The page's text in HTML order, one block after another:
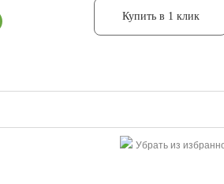
Купить в 1 клик
Убрать из